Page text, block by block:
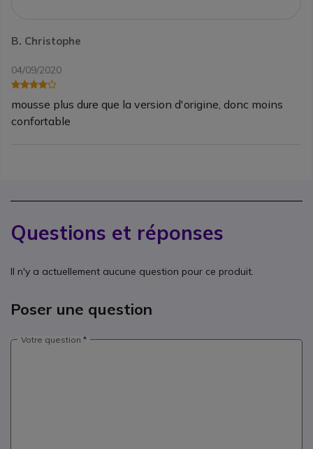
B. Christophe
04/09/2020
mousse plus dure que la version d'origine, donc moins
confortable
Questions et réponses
Il n'y a actuellement aucune question pour ce produit.
Poser une question
Votre question